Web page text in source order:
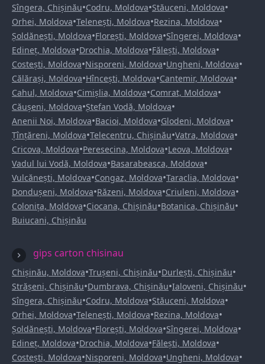
Sîngera, Chișinău•Codru, Moldova•Stăuceni, Moldova•
Orhei, Moldova•Telenești, Moldova•Rezina, Moldova•
Șoldănești, Moldova•Florești, Moldova•Sîngerei, Moldova•
Edineț, Moldova•Drochia, Moldova•Fălești, Moldova•
Costești, Moldova•Nisporeni, Moldova•Ungheni, Moldova•
Călărași, Moldova•Hîncești, Moldova•Cantemir, Moldova•
Cahul, Moldova•Cimișlia, Moldova•Comrat, Moldova•
Căușeni, Moldova•Ștefan Vodă, Moldova•
Anenii Noi, Moldova•Bacioi, Moldova•Glodeni, Moldova•
Țînțăreni, Moldova•Telecentru, Chișinău•Vatra, Moldova•
Cricova, Moldova•Peresecina, Moldova•Leova, Moldova•
Vadul lui Vodă, Moldova•Basarabeasca, Moldova•
Vulcănești, Moldova•Congaz, Moldova•Taraclia, Moldova•
Dondușeni, Moldova•Răzeni, Moldova•Criuleni, Moldova•
Colonița, Moldova•Ciocana, Chișinău•Botanica, Chișinău•
Buiucani, Chișinău
gips carton chisinau
Chișinău, Moldova•Trușeni, Chișinău•Durlești, Chișinău•
Strășeni, Chișinău•Dumbrava, Chișinău•Ialoveni, Chișinău•
Sîngera, Chișinău•Codru, Moldova•Stăuceni, Moldova•
Orhei, Moldova•Telenești, Moldova•Rezina, Moldova•
Șoldănești, Moldova•Florești, Moldova•Sîngerei, Moldova•
Edineț, Moldova•Drochia, Moldova•Fălești, Moldova•
Costești, Moldova•Nisporeni, Moldova•Ungheni, Moldova•